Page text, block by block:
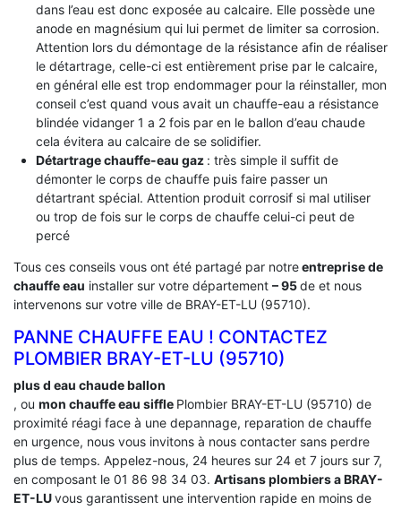
dans l’eau est donc exposée au calcaire. Elle possède une
anode en magnésium qui lui permet de limiter sa corrosion.
Attention lors du démontage de la résistance afin de réaliser
le détartrage, celle-ci est entièrement prise par le calcaire,
en général elle est trop endommager pour la réinstaller, mon
conseil c’est quand vous avait un chauffe-eau a résistance
blindée vidanger 1 a 2 fois par en le ballon d’eau chaude
cela évitera au calcaire de se solidifier.
Détartrage chauffe-eau gaz : très simple il suffit de
démonter le corps de chauffe puis faire passer un
détartrant spécial. Attention produit corrosif si mal utiliser
ou trop de fois sur le corps de chauffe celui-ci peut de
percé
Tous ces conseils vous ont été partagé par notreentreprise de
chauffe eau installer sur votre département – 95de et nous
intervenons sur votre ville de BRAY-ET-LU (95710).
PANNE CHAUFFE EAU ! CONTACTEZ
PLOMBIER BRAY-ET-LU (95710)
plus d eau chaude ballon
, ou mon chauffe eau siffle Plombier BRAY-ET-LU (95710) de
proximité réagi face à une depannage, reparation de chauffe
en urgence, nous vous invitons à nous contacter sans perdre
plus de temps. Appelez-nous, 24 heures sur 24 et 7 jours sur 7,
en composant le 01 86 98 34 03. Artisans plombiers a BRAY-
ET-LUvous garantissent une intervention rapide en moins de